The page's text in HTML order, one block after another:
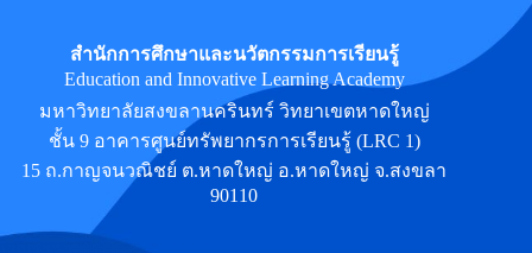
สำนักการศึกษาและนวัตกรรมการเรียนรู้
Education and Innovative Learning Academy
มหาวิทยาลัยสงขลานครินทร์ วิทยาเขตหาดใหญ่
ชั้น 9 อาคารศูนย์ทรัพยากรการเรียนรู้ (LRC 1)
15 ถ.กาญจนวณิชย์ ต.หาดใหญ่ อ.หาดใหญ่ จ.สงขลา
90110